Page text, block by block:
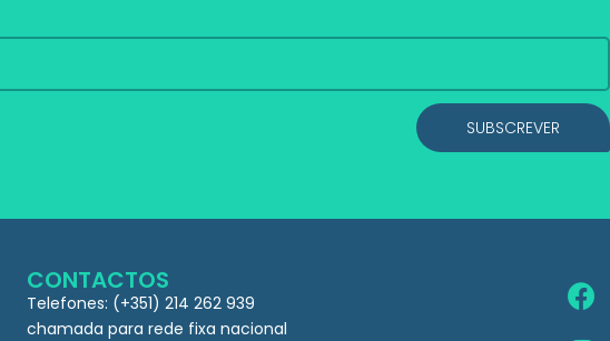
SUBSCREVER
CONTACTOS
Telefones: (+351) 214 262 939
chamada para rede fixa nacional